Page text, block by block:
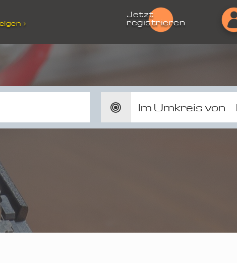
Jetzt
registrieren